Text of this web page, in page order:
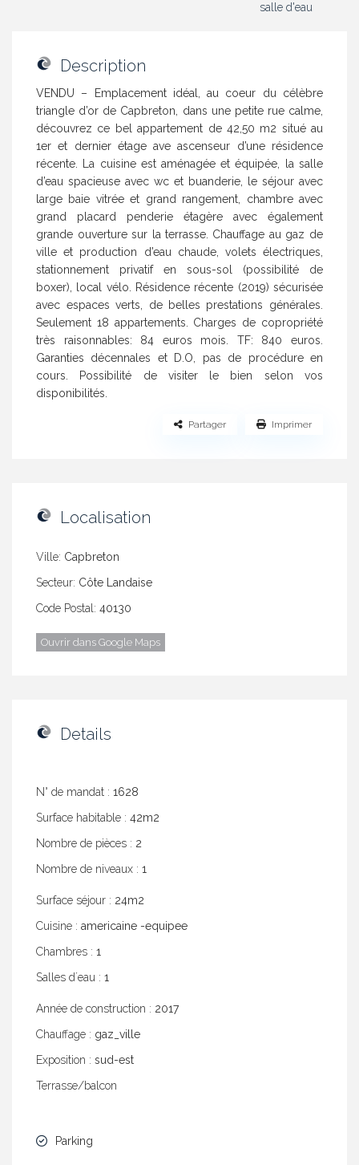
salle d'eau
Description
VENDU – Emplacement idéal, au coeur du célèbre
triangle d’or de Capbreton, dans une petite rue calme,
découvrez ce bel appartement de 42,50 m2 situé au
1er et dernier étage ave ascenseur d’une résidence
récente. La cuisine est aménagée et équipée, la salle
d’eau spacieuse avec wc et buanderie, le séjour avec
large baie vitrée et grand rangement, chambre avec
grand placard penderie étagère avec également
grande ouverture sur la terrasse. Chauffage au gaz de
ville et production d’eau chaude, volets électriques,
stationnement privatif en sous-sol (possibilité de
boxer), local vélo. Résidence récente (2019) sécurisée
avec espaces verts, de belles prestations générales.
Seulement 18 appartements. Charges de copropriété
très raisonnables: 84 euros mois. TF: 840 euros.
Garanties décennales et D.O, pas de procédure en
cours. Possibilité de visiter le bien selon vos
disponibilités.
Partager Imprimer
Localisation
Ville: Capbreton
Secteur: Côte Landaise
Code Postal: 40130
Ouvrir dans Google Maps
Details
N° de mandat : 1628
Surface habitable : 42m2
Nombre de pièces : 2
Nombre de niveaux : 1
Surface séjour : 24m2
Cuisine : americaine -equipee
Chambres : 1
Salles dʼeau : 1
Année de construction : 2017
Chauffage : gaz_ville
Exposition : sud-est
Terrasse/balcon
Parking